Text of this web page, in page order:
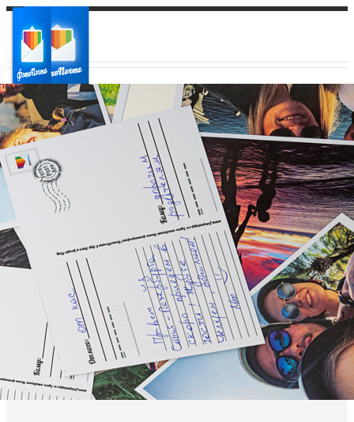
Ваш город:
Ваш регион доставки
Выберите из списка: